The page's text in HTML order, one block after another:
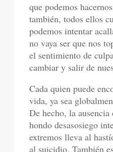
que podemos
también, todos ellos
podemos intentar
no vaya ser que nos
el sentimiento de
cambiar y salir de
Cada quien puede
vida, ya sea
De hecho, la
hondo desasosiego
extremos lleva al
al suicidio. También